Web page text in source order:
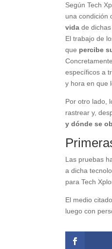
Según Tech
una condición
vida de
El trabajo de
que percibe
específicos a
y hora en que
Por otro lado,
rastrear y,
y dónde se
Las pruebas
a dicha
para Tech
El medio
luego con